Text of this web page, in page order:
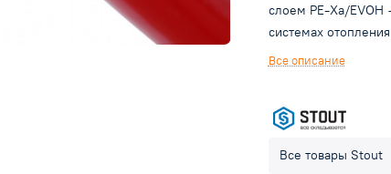
слоем PE-Xa/
системах
износостойки и
коррозии.
поверхность
Все описание
Все товары Stout